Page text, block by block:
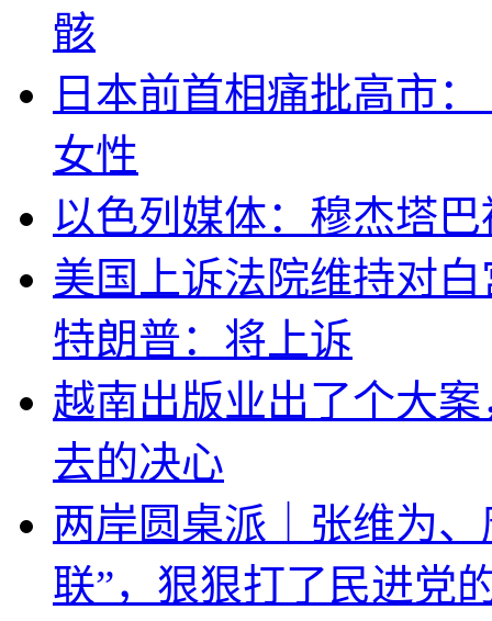
骸
日本前首相痛批高市
女性
以色列媒体：穆杰塔
美国上诉法院维持对
特朗普：将上诉
越南出版业出了个大
去的决心
两岸圆桌派｜张维为
联”，狠狠打了民进党